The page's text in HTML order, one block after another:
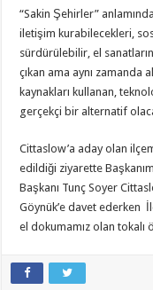
“Sakin Şehirler”
iletişim kurabilecekleri,
sürdürülebilir, el
çıkan ama aynı zamanda
kaynakları kullanan,
gerçekçi bir alternatif
Cittaslow’a aday olan
edildiği ziyarette
Başkanı Tunç Soyer
Göynük’e davet ederken
el dokumamız olan tokalı